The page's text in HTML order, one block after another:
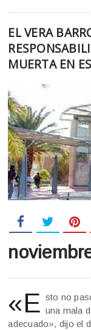
EL VERA
MUERTA EN
«E sto no
una mala
adecuado», dijo el